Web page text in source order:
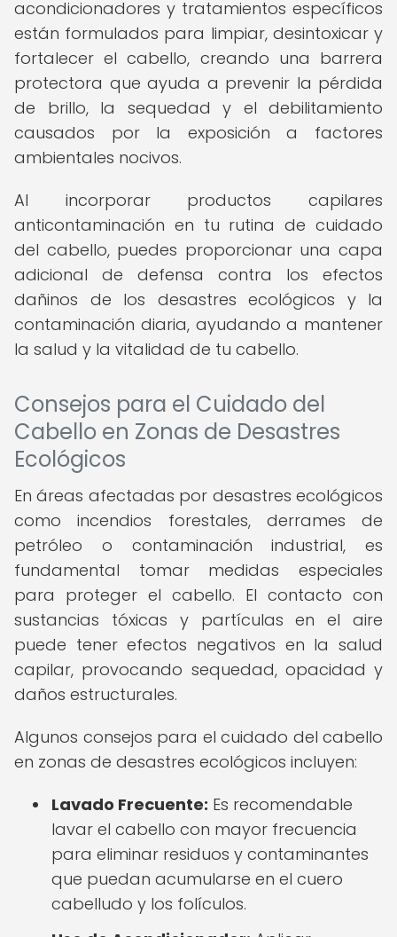
acondicionadores y tratamientos específicos
están formulados para limpiar, desintoxicar y
fortalecer el cabello, creando una barrera
protectora que ayuda a prevenir la pérdida
de brillo, la sequedad y el debilitamiento
causados por la exposición a factores
ambientales nocivos.
Al incorporar productos capilares
anticontaminación en tu rutina de cuidado
del cabello, puedes proporcionar una capa
adicional de defensa contra los efectos
dañinos de los desastres ecológicos y la
contaminación diaria, ayudando a mantener
la salud y la vitalidad de tu cabello.
Consejos para el Cuidado del
Cabello en Zonas de Desastres
Ecológicos
En áreas afectadas por desastres ecológicos
como incendios forestales, derrames de
petróleo o contaminación industrial, es
fundamental tomar medidas especiales
para proteger el cabello. El contacto con
sustancias tóxicas y partículas en el aire
puede tener efectos negativos en la salud
capilar, provocando sequedad, opacidad y
daños estructurales.
Algunos consejos para el cuidado del cabello
en zonas de desastres ecológicos incluyen:
Lavado Frecuente: Es recomendable
lavar el cabello con mayor frecuencia
para eliminar residuos y contaminantes
que puedan acumularse en el cuero
cabelludo y los folículos.